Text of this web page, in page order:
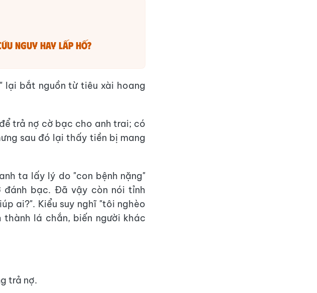
nguy hay lấp hố?
lại bắt nguồn từ tiêu xài hoang
trả nợ cờ bạc cho anh trai; có
sau đó lại thấy tiền bị mang
ta lấy lý do "con bệnh nặng"
đánh bạc. Đã vậy còn nói tỉnh
ai?". Kiểu suy nghĩ "tôi nghèo
lá chắn, biến người khác
trả nợ.